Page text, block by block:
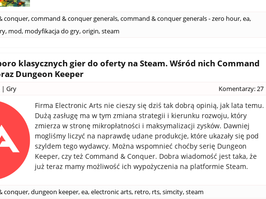
conquer,command & conquer generals,command & conquer generals - zero hour,ea,
, mod, modyfikacja do gry,origin,steam
klasycznych gier do oferty na Steam. Wśród nich Command
Dungeon Keeper
| Gry Komentarzy: 27
Firma Electronic Arts nie cieszy się dziś tak dobrą opinią, jak lata temu.
Dużą zasługę ma w tym zmiana strategii i kierunku rozwoju, który
zmierza w stronę mikropłatności i maksymalizacji zysków. Dawniej
mogliśmy liczyć na naprawdę udane produkcje, które ukazały się pod
szyldem tego wydawcy. Można wspomnieć choćby serię Dungeon
Keeper, czy też Command & Conquer. Dobra wiadomość jest taka, że
już teraz mamy możliwość ich wypożyczenia na platformie Steam.
conquer,dungeon keeper,ea,electronic arts, retro, rts,simcity,steam